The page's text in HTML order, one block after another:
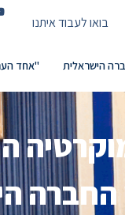
בואו לעבוד איתנו
הישראלית "אחד
החברה